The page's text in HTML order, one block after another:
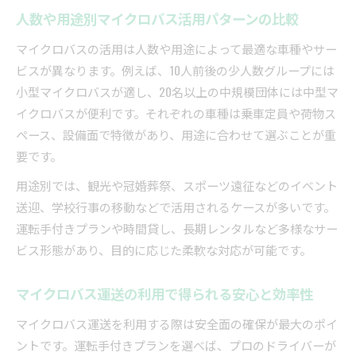
マイクロバスレンタルの見積もり取得で注意す
べき点
運転手付きマイクロバスの料金比較ポイント
マイクロバス料金に影響するシーズンや曜日の
違い
隠れたコストも把握できるマイクロバス利用法
法令遵守と安心運用が叶うマイクロバス活用術
マイクロバス運送における法令遵守の重要ポイ
ント
安全運行のためのマイクロバス活用チェックリ
スト
理由
団体移動時のマイクロバス運転で守るべきルー
ル
人数や用途別マイクロバス活用パターンの比較
マイクロバスの活用は人数や用途によって最適な車種やサー
ビスが異なります。例えば、10人前後の少人数グループには
小型マイクロバスが適し、20名以上の中規模団体には中型マ
イクロバスが便利です。それぞれの車種は乗車定員や荷物ス
ペース、設備面で特徴があり、用途に合わせて選ぶことが重
要です。
用途別では、観光や冠婚葬祭、スポーツ遠征などのイベント
送迎、学校行事の移動などで活用されるケースが多いです。
運転手付きプランや時間貸し、長期レンタルなど多様なサー
ビス形態があり、目的に応じた柔軟な対応が可能です。
マイクロバス運送の利用で得られる安心と効率性
マイクロバス運送を利用する際は安全面の確保が最大のポイ
ントです。運転手付きプランを選べば、プロのドライバーが